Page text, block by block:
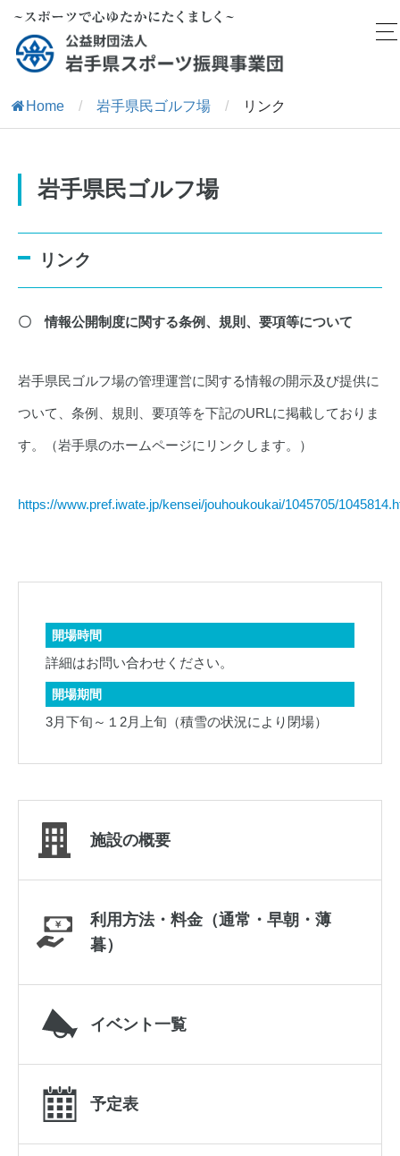
Home / 岩手県民ゴルフ場 / リンク
岩手県民ゴルフ場
リンク
〇 情報公開制度に関する条例、規則、要項等について
岩手県民ゴルフ場の管理運営に関する情報の開示及び提供に
ついて、条例、規則、要項等を下記のURLに掲載しておりま
す。（岩手県のホームページにリンクします。）
https://www.pref.iwate.jp/kensei/jouhoukoukai/1045705/
開場時間
詳細はお問い合わせください。
開場期間
3月下旬～１2月上旬（積雪の状況により閉場）
施設の概要
利用方法・料金（通常・早朝・薄
暮）
イベント一覧
予定表